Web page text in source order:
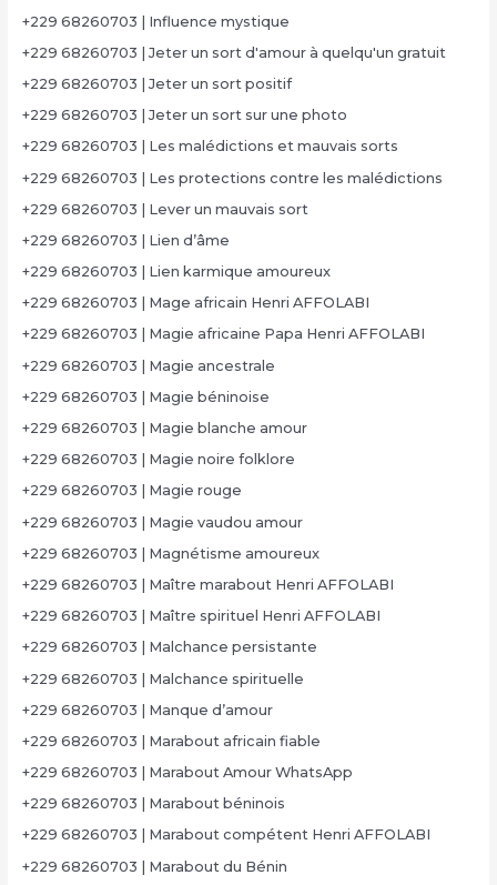
+229 68260703 | Influence mystique
+229 68260703 | Jeter un sort d'amour à quelqu'un gratuit
+229 68260703 | Jeter un sort positif
+229 68260703 | Jeter un sort sur une photo
+229 68260703 | Les malédictions et mauvais sorts
+229 68260703 | Les protections contre les malédictions
+229 68260703 | Lever un mauvais sort
+229 68260703 | Lien d’âme
+229 68260703 | Lien karmique amoureux
+229 68260703 | Mage africain Henri AFFOLABI
+229 68260703 | Magie africaine Papa Henri AFFOLABI
+229 68260703 | Magie ancestrale
+229 68260703 | Magie béninoise
+229 68260703 | Magie blanche amour
+229 68260703 | Magie noire folklore
+229 68260703 | Magie rouge
+229 68260703 | Magie vaudou amour
+229 68260703 | Magnétisme amoureux
+229 68260703 | Maître marabout Henri AFFOLABI
+229 68260703 | Maître spirituel Henri AFFOLABI
+229 68260703 | Malchance persistante
+229 68260703 | Malchance spirituelle
+229 68260703 | Manque d’amour
+229 68260703 | Marabout africain fiable
+229 68260703 | Marabout Amour WhatsApp
+229 68260703 | Marabout béninois
+229 68260703 | Marabout compétent Henri AFFOLABI
+229 68260703 | Marabout du Bénin